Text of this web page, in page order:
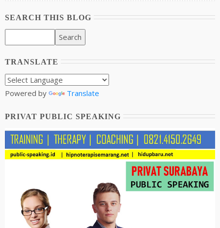
SEARCH THIS BLOG
TRANSLATE
Powered by Translate
PRIVAT PUBLIC SPEAKING